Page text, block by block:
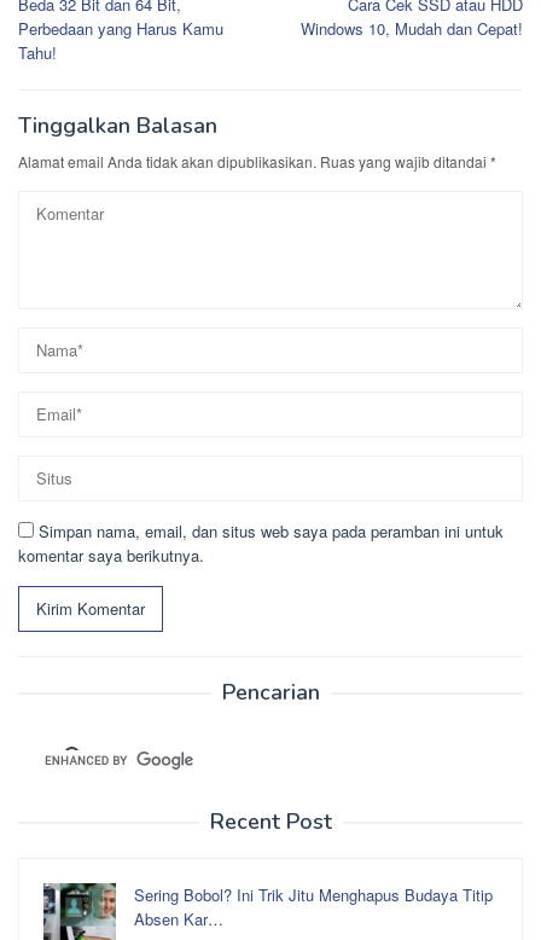
pos
Perbedaan yang Harus Kamu
Tahu!
Windows 10, Mudah dan Cepat!
Tinggalkan Balasan
Alamat email Anda tidak akan dipublikasikan. Ruas yang wajib ditandai *
Simpan nama, email, dan situs web saya pada peramban ini untuk
komentar saya berikutnya.
Pencarian
Recent Post
Sering Bobol? Ini Trik Jitu Menghapus Budaya Titip
Absen Kar…